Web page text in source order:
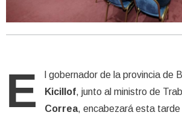
E l gobernador de la provincia de
Kicillof, junto al ministro de
Correa, encabezará esta tarde